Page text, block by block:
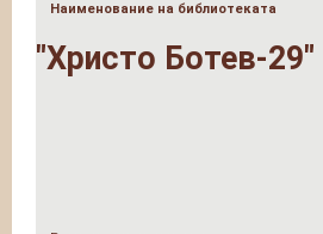
Наименование на библиотеката
"Христо Ботев-29"